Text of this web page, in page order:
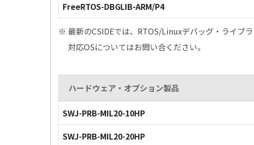
FreeRTOS-DBGLIB-ARM/P4
※ 最新のCSIDEでは、RTOS/Linuxデバッグ・ライブラ
対応OSについてはお問い合ください。
ハードウェア・オプション製品
SWJ-PRB-MIL20-10HP
SWJ-PRB-MIL20-20HP